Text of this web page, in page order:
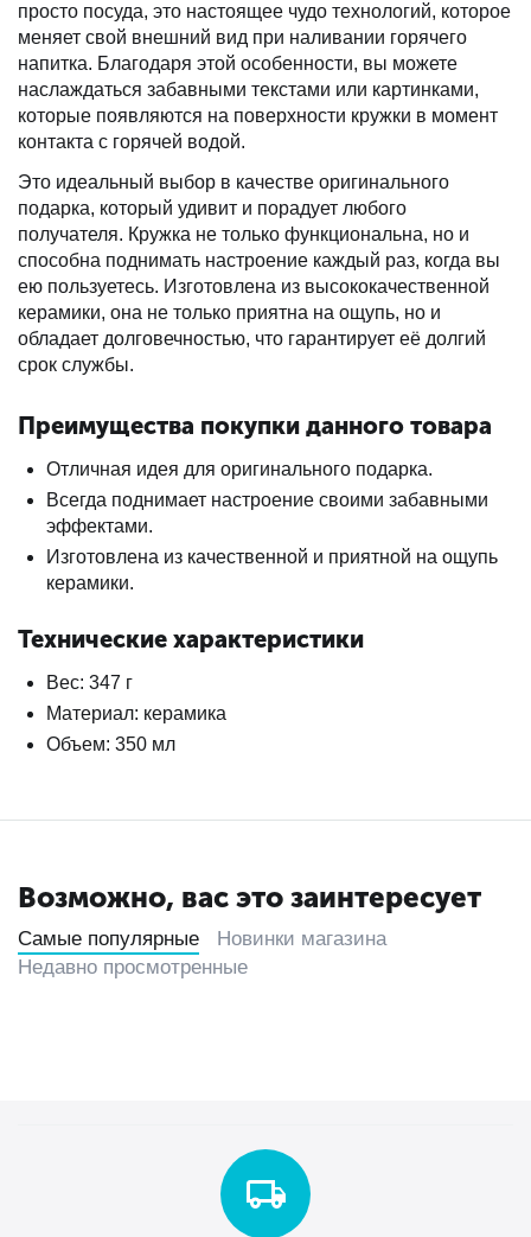
просто посуда, это настоящее чудо технологий, которое
меняет свой внешний вид при наливании горячего
напитка. Благодаря этой особенности, вы можете
наслаждаться забавными текстами или картинками,
которые появляются на поверхности кружки в момент
контакта с горячей водой.
Это идеальный выбор в качестве оригинального
подарка, который удивит и порадует любого
получателя. Кружка не только функциональна, но и
способна поднимать настроение каждый раз, когда вы
ею пользуетесь. Изготовлена из высококачественной
керамики, она не только приятна на ощупь, но и
обладает долговечностью, что гарантирует её долгий
срок службы.
Преимущества покупки данного товара
Отличная идея для оригинального подарка.
Всегда поднимает настроение своими забавными
эффектами.
Изготовлена из качественной и приятной на ощупь
керамики.
Технические характеристики
Вес: 347 г
Материал: керамика
Объем: 350 мл
Возможно, вас это заинтересует
Самые популярные
Новинки магазина
Недавно просмотренные